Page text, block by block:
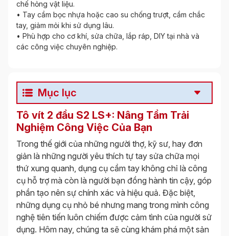
chế hỏng vật liệu.
• Tay cầm bọc nhựa hoặc cao su chống trượt, cầm chắc
tay, giảm mỏi khi sử dụng lâu.
• Phù hợp cho cơ khí, sửa chữa, lắp ráp, DIY tại nhà và
các công việc chuyên nghiệp.
Mục lục
Tô vít 2 đầu S2 LS+: Nâng Tầm Trải
Nghiệm Công Việc Của Bạn
Trong thế giới của những người thợ, kỹ sư, hay đơn
giản là những người yêu thích tự tay sửa chữa mọi
thứ xung quanh, dụng cụ cầm tay không chỉ là công
cụ hỗ trợ mà còn là người bạn đồng hành tin cậy, góp
phần tạo nên sự chính xác và hiệu quả. Đặc biệt,
những dụng cụ nhỏ bé nhưng mang trong mình công
nghệ tiên tiến luôn chiếm được cảm tình của người sử
dụng. Hôm nay, chúng ta sẽ cùng khám phá một sản